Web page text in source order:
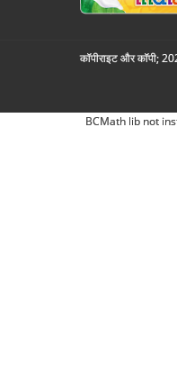
कॉपीराइट और कॉपी;
BCMath lib not